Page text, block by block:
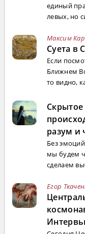
единый
левых, но
Максим
Суета в
Если
Ближнем
то видно,
разум и
Без
мы будем
сделаем
Егор